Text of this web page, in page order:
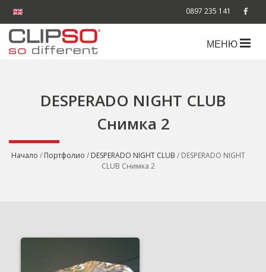
0897 235 141
МЕНЮ
DESPERADO NIGHT CLUB
Снимка 2
Начало / Портфолио / DESPERADO NIGHT CLUB / DESPERADO NIGHT
CLUB Снимка 2